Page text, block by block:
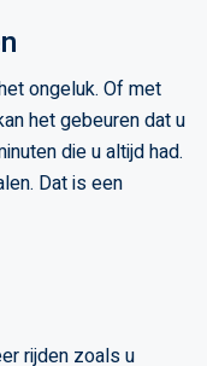
ongeluk. Of met
het gebeuren dat u
die u altijd had.
Dat is een
rijden zoals u